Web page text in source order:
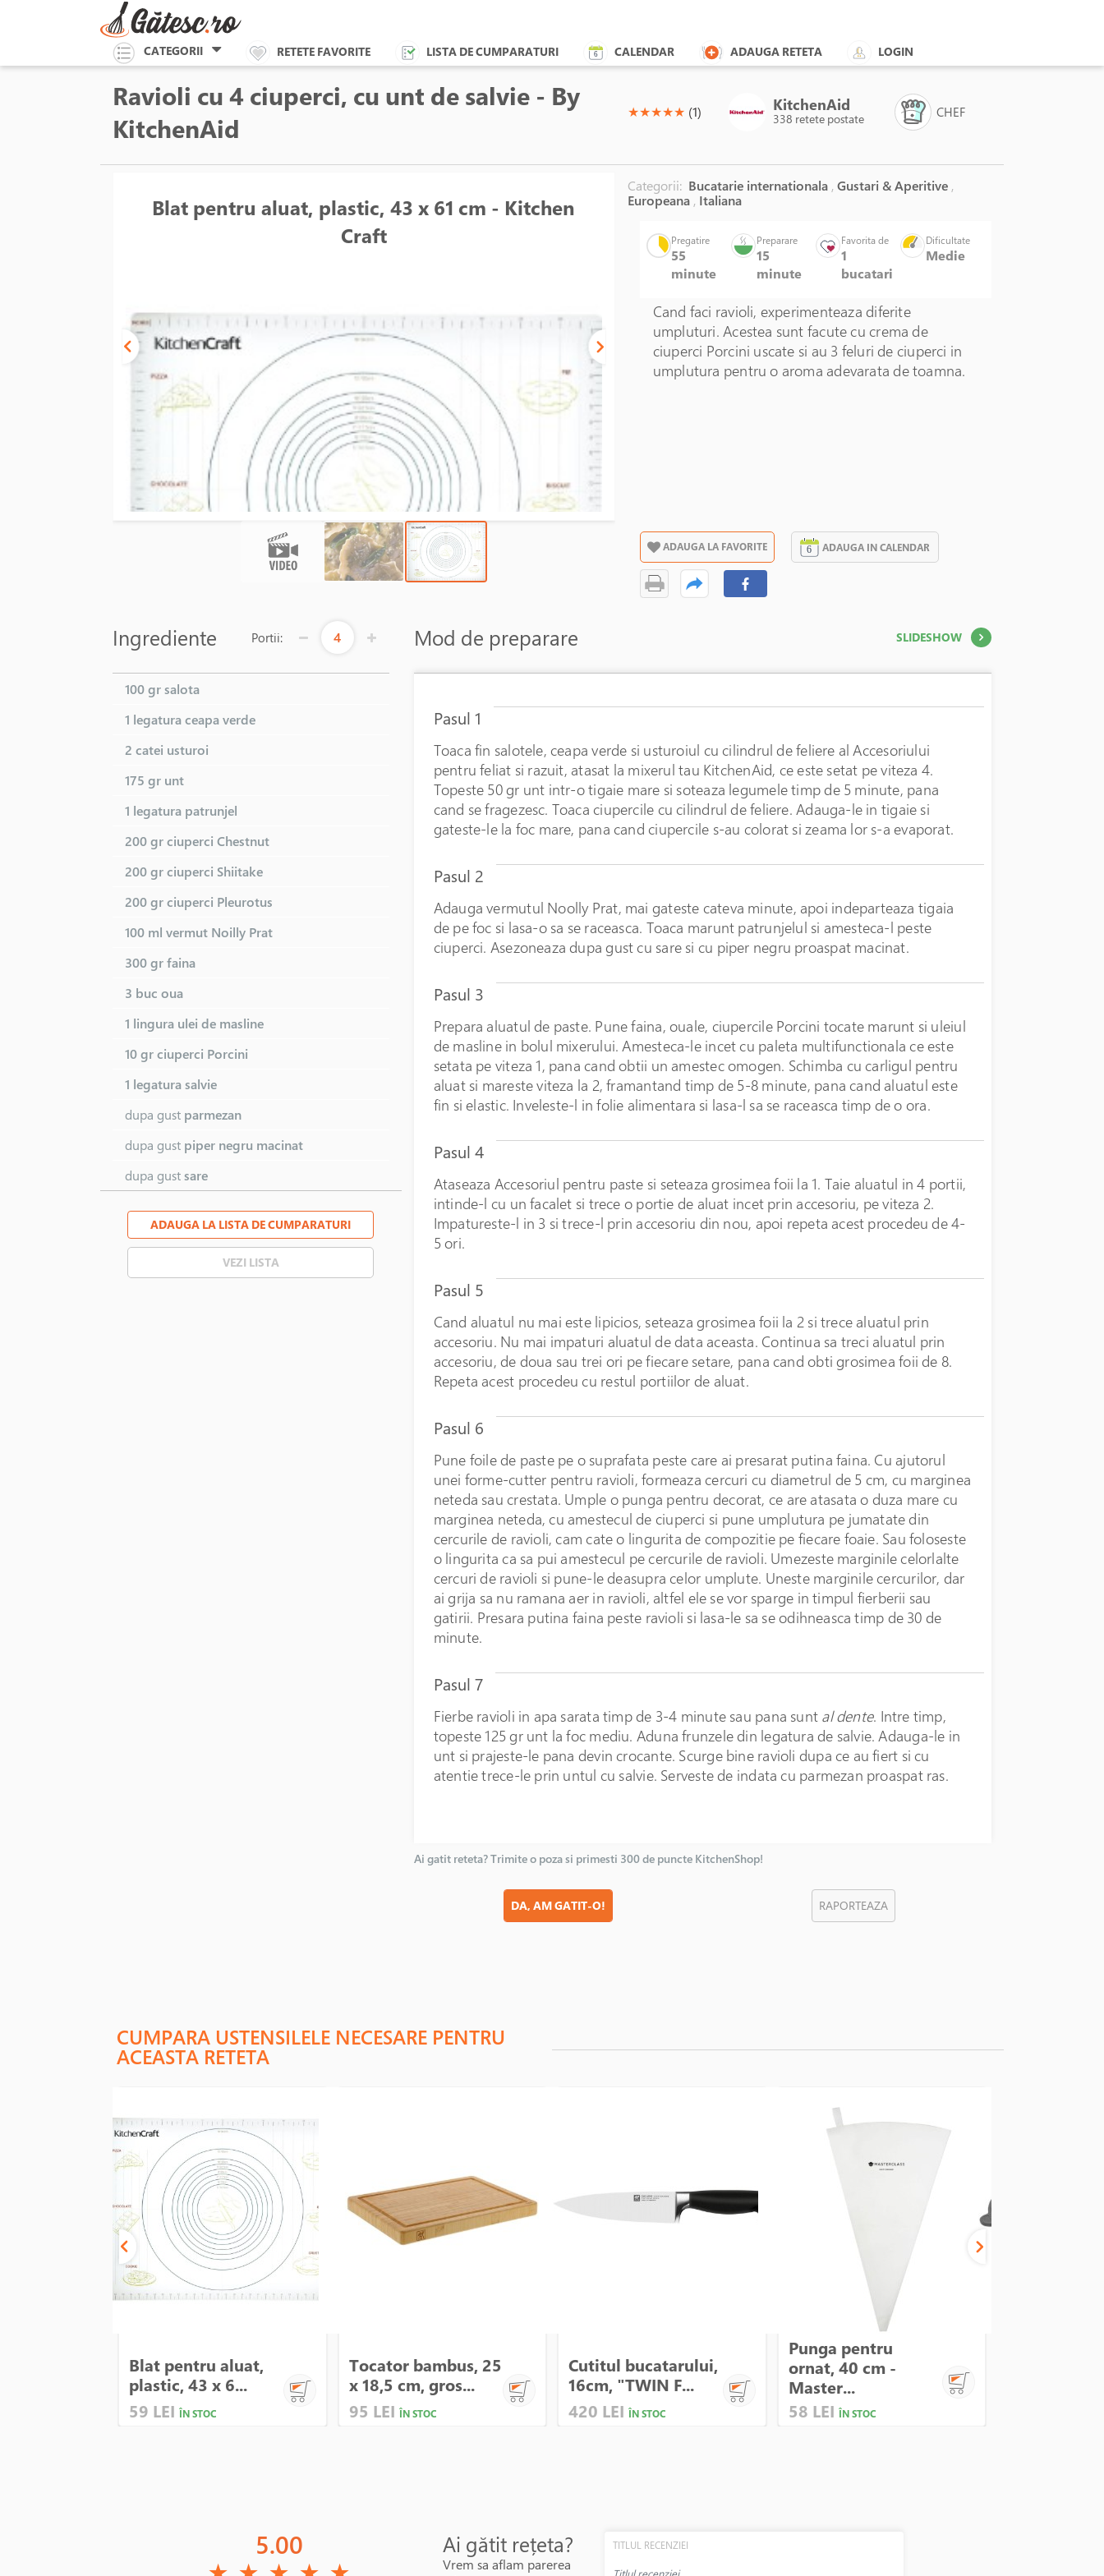
CATEGORII RETETE FAVORITE LISTA DE CUMPARATURI CALENDAR ADAUGA RETETA LOGIN
Ravioli cu 4 ciuperci, cu unt de salvie - By
KitchenAid
(*)
★(*)
★(*)
★(*)
★(*)
★ (1) KitchenAid
338 retete postate CHEF
Blat pentru aluat, plastic, 43 x 61 cm - Kitchen
Craft
Categorii: Bucatarie internationala , Gustari & Aperitive ,
Europeana , Italiana
Pregatire
55
minute
Preparare
15
minute
Favorita de
1
bucatari
Dificultate
Medie
Cand faci ravioli, experimenteaza diferite
umpluturi. Acestea sunt facute cu crema de
ciuperci Porcini uscate si au 3 feluri de ciuperci in
umplutura pentru o aroma adevarata de toamna.
ADAUGA LA FAVORITE ADAUGA IN CALENDAR
Ingrediente Portii: 4
100 grsalota
1 legaturaceapa verde
2 catei usturoi
175 gr unt
1 legatura patrunjel
200 grciuperci Chestnut
200 grciuperci Shiitake
200 grciuperci Pleurotus
100 ml vermut Noilly Prat
300 grfaina
3 buc oua
1 lingura ulei de masline
10 grciuperci Porcini
1 legaturasalvie
dupa gust parmezan
dupa gust piper negru macinat
dupa gustsare
ADAUGA LA LISTA DE CUMPARATURI
VEZI LISTA
Mod de preparare SLIDESHOW
Pasul 1
Toaca fin salotele, ceapa verde si usturoiul cu cilindrul de feliere al Accesoriului
pentru feliat si razuit, atasat la mixerul tau KitchenAid, ce este setat pe viteza 4.
Topeste 50 gr unt intr-o tigaie mare si soteaza legumele timp de 5 minute, pana
cand se fragezesc. Toaca ciupercile cu cilindrul de feliere. Adauga-le in tigaie si
gateste-le la foc mare, pana cand ciupercile s-au colorat si zeama lor s-a evaporat.
Pasul 2
Adauga vermutul Noolly Prat, mai gateste cateva minute, apoi indeparteaza tigaia
de pe foc si lasa-o sa se raceasca. Toaca marunt patrunjelul si amesteca-l peste
ciuperci. Asezoneaza dupa gust cu sare si cu piper negru proaspat macinat.
Pasul 3
Prepara aluatul de paste. Pune faina, ouale, ciupercile Porcini tocate marunt si uleiul
de masline in bolul mixerului. Amesteca-le incet cu paleta multifunctionala ce este
setata pe viteza 1, pana cand obtii un amestec omogen. Schimba cu carligul pentru
aluat si mareste viteza la 2, framantand timp de 5-8 minute, pana cand aluatul este
fin si elastic. Inveleste-l in folie alimentara si lasa-l sa se raceasca timp de o ora.
Pasul 4
Ataseaza Accesoriul pentru paste si seteaza grosimea foii la 1. Taie aluatul in 4 portii,
intinde-l cu un facalet si trece o portie de aluat incet prin accesoriu, pe viteza 2.
Impatureste-l in 3 si trece-l prin accesoriu din nou, apoi repeta acest procedeu de 4-
5 ori.
Pasul 5
Cand aluatul nu mai este lipicios, seteaza grosimea foii la 2 si trece aluatul prin
accesoriu. Nu mai impaturi aluatul de data aceasta. Continua sa treci aluatul prin
accesoriu, de doua sau trei ori pe fiecare setare, pana cand obti grosimea foii de 8.
Repeta acest procedeu cu restul portiilor de aluat.
Pasul 6
Pune foile de paste pe o suprafata peste care ai presarat putina faina. Cu ajutorul
unei forme-cutter pentru ravioli, formeaza cercuri cu diametrul de 5 cm, cu marginea
neteda sau crestata. Umple o punga pentru decorat, ce are atasata o duza mare cu
marginea neteda, cu amestecul de ciuperci si pune umplutura pe jumatate din
cercurile de ravioli, cam cate o lingurita de compozitie pe fiecare foaie. Sau foloseste
o lingurita ca sa pui amestecul pe cercurile de ravioli. Umezeste marginile celorlalte
cercuri de ravioli si pune-le deasupra celor umplute. Uneste marginile cercurilor, dar
ai grija sa nu ramana aer in ravioli, altfel ele se vor sparge in timpul fierberii sau
gatirii. Presara putina faina peste ravioli si lasa-le sa se odihneasca timp de 30 de
minute.
Pasul 7
Fierbe ravioli in apa sarata timp de 3-4 minute sau pana sunt al dente. Intre timp,
topeste 125 gr unt la foc mediu. Aduna frunzele din legatura de salvie. Adauga-le in
unt si prajeste-le pana devin crocante. Scurge bine ravioli dupa ce au fiert si cu
atentie trece-le prin untul cu salvie. Serveste de indata cu parmezan proaspat ras.
Ai gatit reteta? Trimite o poza si primesti 300 de puncte KitchenShop!
DA, AM GATIT-O! RAPORTEAZA
CUMPARA USTENSILELE NECESARE PENTRU
ACEASTA RETETA
Blat pentru aluat,
plastic, 43 x 6...
59 LEI ÎN STOC
Tocator bambus, 25
x 18,5 cm, gros...
95 LEI ÎN STOC
Cutitul bucatarului,
16cm, "TWIN F...
420 LEI ÎN STOC
Punga pentru
ornat, 40 cm -
Master...
58 LEI ÎN STOC
5.00 Ai gătit rețeta?
Vrem sa aflam parerea
TITLUL RECENZIEI